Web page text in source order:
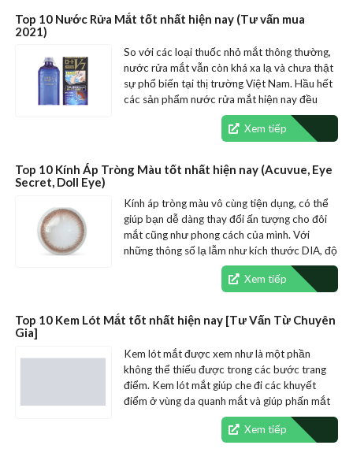
Top 10 Nước Rửa Mắt tốt nhất hiện nay (Tư vấn mua
2021)
So với các loại thuốc nhỏ mắt thông thường,
nước rửa mắt vẫn còn khá xa lạ và chưa thật
sự phổ biến tại thị trường Việt Nam. Hầu hết
các sản phẩm nước rửa mắt hiện nay đều
Xem tiếp
Top 10 Kính Áp Tròng Màu tốt nhất hiện nay (Acuvue, Eye
Secret, Doll Eye)
Kính áp tròng màu vô cùng tiện dụng, có thể
giúp bạn dễ dàng thay đổi ấn tượng cho đôi
mắt cũng như phong cách của mình. Với
những thông số lạ lẫm như kích thước DIA, độ
Xem tiếp
Top 10 Kem Lót Mắt tốt nhất hiện nay [Tư Vấn Từ Chuyên
Gia]
Kem lót mắt được xem như là một phần
không thể thiếu được trong các bước trang
điểm. Kem lót mắt giúp che đi các khuyết
điểm ở vùng da quanh mắt và giúp phấn mắt
Xem tiếp